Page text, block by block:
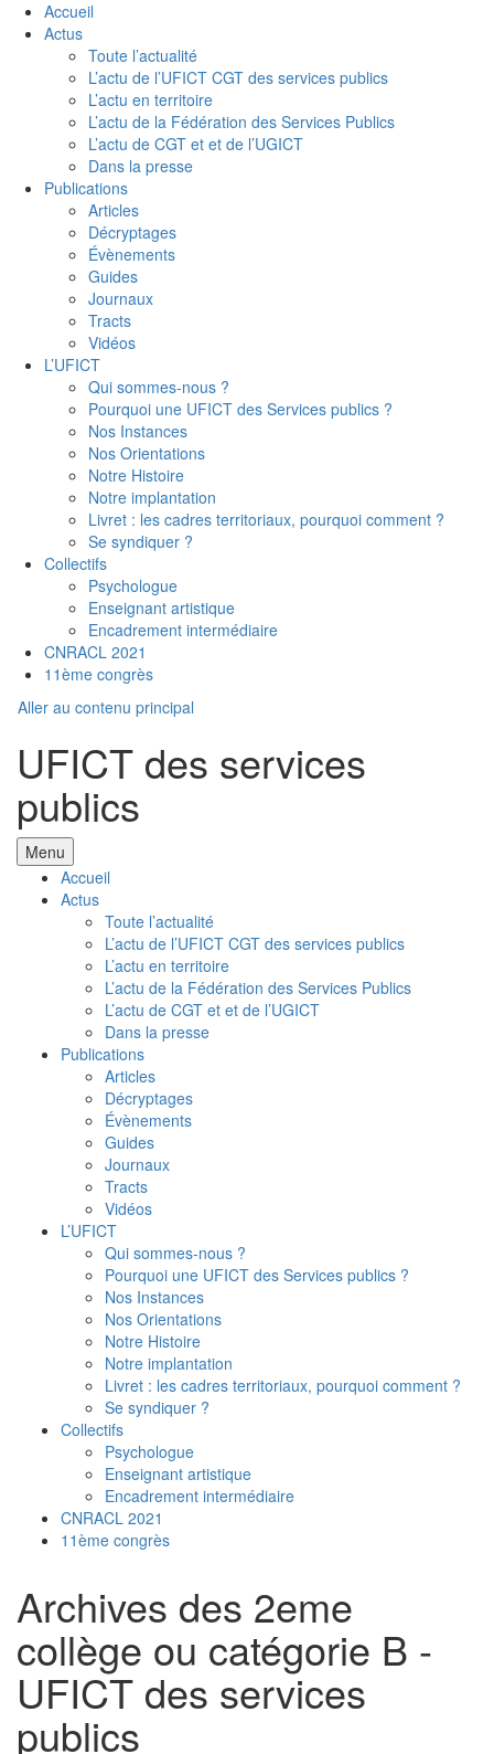
Accueil
Actus
Toute l’actualité
L’actu de l’UFICT CGT des services publics
L’actu en territoire
L’actu de la Fédération des Services Publics
L’actu de CGT et et de l’UGICT
Dans la presse
Publications
Articles
Décryptages
Évènements
Guides
Journaux
Tracts
Vidéos
L’UFICT
Qui sommes-nous ?
Pourquoi une UFICT des Services publics ?
Nos Instances
Nos Orientations
Notre Histoire
Notre implantation
Livret : les cadres territoriaux, pourquoi comment ?
Se syndiquer ?
Collectifs
Psychologue
Enseignant artistique
Encadrement intermédiaire
CNRACL 2021
11ème congrès
Aller au contenu principal
UFICT des services
publics
Menu
Accueil
Actus
Toute l’actualité
L’actu de l’UFICT CGT des services publics
L’actu en territoire
L’actu de la Fédération des Services Publics
L’actu de CGT et et de l’UGICT
Dans la presse
Publications
Articles
Décryptages
Évènements
Guides
Journaux
Tracts
Vidéos
L’UFICT
Qui sommes-nous ?
Pourquoi une UFICT des Services publics ?
Nos Instances
Nos Orientations
Notre Histoire
Notre implantation
Livret : les cadres territoriaux, pourquoi comment ?
Se syndiquer ?
Collectifs
Psychologue
Enseignant artistique
Encadrement intermédiaire
CNRACL 2021
11ème congrès
Archives des 2eme
collège ou catégorie B -
UFICT des services
publics